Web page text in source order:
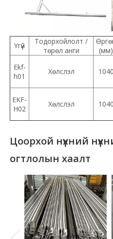
Үгүй
Тодорхойлолт /
төрөл анги
(мм)
Ekf-
h01
Хөлслэл 1040
EKF-
H02
Хөлслэл 1040
Цоорхой нүхний
огтлолын хаалт